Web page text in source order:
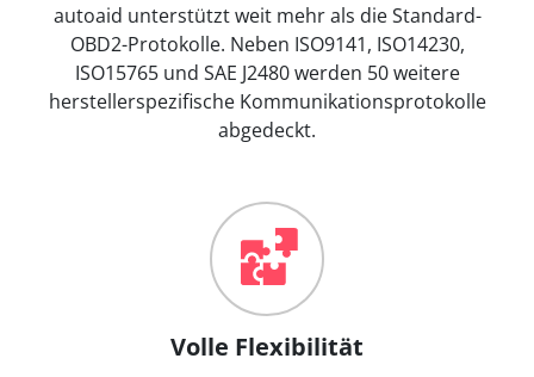
autoaid unterstützt weit mehr als die Standard-
OBD2-Protokolle. Neben ISO9141, ISO14230,
ISO15765 und SAE J2480 werden 50 weitere
herstellerspezifische Kommunikationsprotokolle
abgedeckt.
Volle Flexibilität